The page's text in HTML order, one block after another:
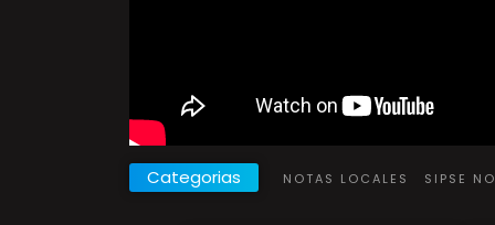
Categorias NOTAS LOCALES SIPSE